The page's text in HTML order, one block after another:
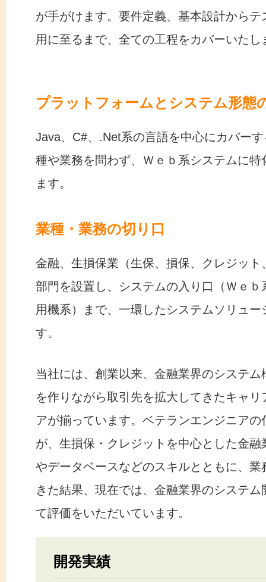
が手がけます。要件定義、基本設計から
用に至るまで、全ての工程をカバーいたし
プラットフォームとシステム形態
Java、C#、.Net系の言語を中心にカバー
種や業務を問わず、Ｗｅｂ系システムに
ます。
業種・業務の切り口
金融、生損保業（生保、損保、クレジッ
部門を設置し、システムの入り口（Ｗｅ
用機系）まで、一環したシステムソリュ
す。
当社には、創業以来、金融業界のシステ
を作りながら取引先を拡大してきたキャ
アが揃っています。ベテランエンジニア
が、生損保・クレジットを中心とした金
やデータベースなどのスキルとともに、
きた結果、現在では、金融業界のシステ
て評価をいただいています。
開発実績